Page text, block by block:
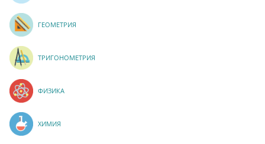
ГЕОМЕТРИЯ
ТРИГОНОМЕТРИЯ
ФИЗИКА
ХИМИЯ